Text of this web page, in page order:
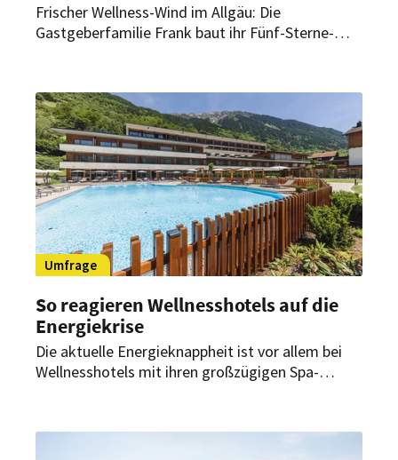
Frischer Wellness-Wind im Allgäu: Die
Gastgeberfamilie Frank baut ihr Fünf-Sterne-
Jubiläum 2024 in neuem Glanz erstrahlen.
Umfrage
So reagieren Wellnesshotels auf die
Energiekrise
Die aktuelle Energieknappheit ist vor allem bei
Wellnesshotels mit ihren großzügigen Spa-
Umfrage des Branchenportals wellness-